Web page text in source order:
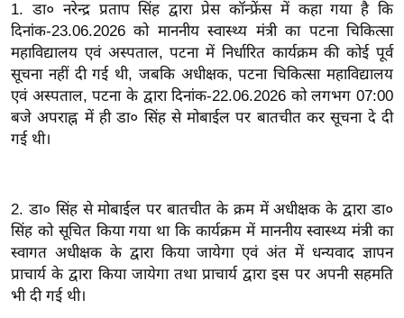
मि
सा
ल
बे
मि
श
ख्सि
य
त
यं
1. डा० नरेन्द्र प्रताप सिंह द्वारा प्रेस कॉन्फ्रेंस में कहा गया है कि
दिनांक-23.06.2026 को माननीय स्वास्थ्य मंत्री का पटना चिकित्सा
महाविद्यालय एवं अस्पताल, पटना में निर्धारित कार्यक्रम की कोई पूर्व
सूचना नहीं दी गई थी, जबकि अधीक्षक, पटना चिकित्सा महाविद्यालय
एवं अस्पताल, पटना के द्वारा दिनांक-22.06.2026 को लगभग 07:00
बजे अपराह्न में ही डा० सिंह से मोबाईल पर बातचीत कर सूचना दे दी
गई थी।
2. डा० सिंह से मोबाईल पर बातचीत के क्रम में अधीक्षक के द्वारा डा०
सिंह को सूचित किया गया था कि कार्यक्रम में माननीय स्वास्थ्य मंत्री का
स्वागत अधीक्षक के द्वारा किया जायेगा एवं अंत में धन्यवाद ज्ञापन
प्राचार्य के द्वारा किया जायेगा तथा प्राचार्य द्वारा इस पर अपनी सहमति
भी दी गई थी।